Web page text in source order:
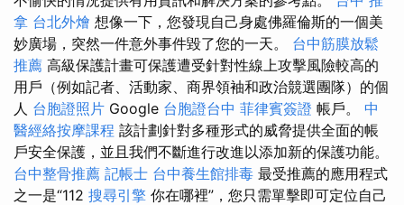
拿 台北外燴 想像一下，您發現自己身處佛羅倫斯的一個美
妙廣場，突然一件意外事件毀了您的一天。 台中筋膜放鬆
推薦 高級保護計畫可保護遭受針對性線上攻擊風險較高的
用戶（例如記者、活動家、商界領袖和政治競選團隊）的個
人 台胞證照片 Google 台胞證台中 菲律賓簽證 帳戶。 中
醫經絡按摩課程 該計劃針對多種形式的威脅提供全面的帳
戶安全保護，並且我們不斷進行改進以添加新的保護功能。
台中整骨推薦 記帳士 台中養生館排毒 最受推薦的應用程式
之一是“112 搜尋引擎 你在哪裡”，您只需單擊即可定位自己